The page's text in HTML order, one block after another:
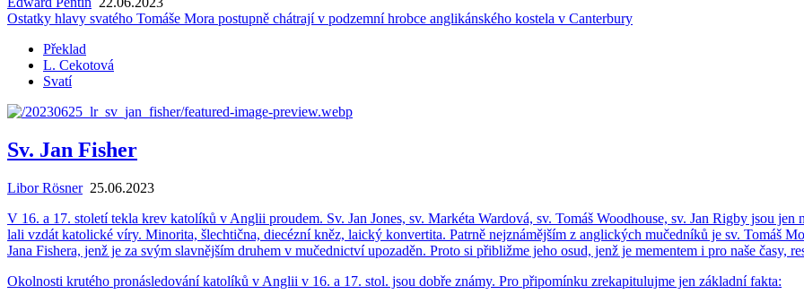
Ostat­ky hlavy sva­té­ho To­má­še Mora po­stup­ně chát­ra­jí v pod­zem­ní hrob­ce an­g­li­kán­ské­ho kos­te­la v Can­ter­bu­ry
Překlad
L. Cekotová
Svatí
Sv. Jan Fisher
Libor Rösner 25.06.2023
V 16. a 17. sto­le­tí tekla krev ka­to­lí­ků v An­g­lii prou­dem. Sv. Jan Jones, sv. Mar­ké­ta War­do­vá, sv. Tomáš Wo­od­hou­se, sv. Jan Rigby jsou
la­li vzdát ka­to­lic­ké víry. Mi­no­ri­ta, šlech­tič­na, diecéz­ní kněz, laic­ký kon­ver­ti­ta. Pa­tr­ně nej­zná­měj­ším z an­g­lic­kých mu­čed­ní­ků je sv. Tomáš
Jana Fishe­ra, jenž je za svým slav­něj­ším dru­hem v mu­čed­nic­tví upo­za­děn. Proto si při­bliž­me jeho osud, jenž je me­men­tem i pro naše časy,
Okol­nos­ti kru­té­ho pro­ná­sle­do­vá­ní ka­to­lí­ků v An­g­lii v 16. a 17. stol. jsou dobře známy. Pro při­po­mín­ku zre­ka­pi­tu­luj­me jen zá­klad­ní fakta: